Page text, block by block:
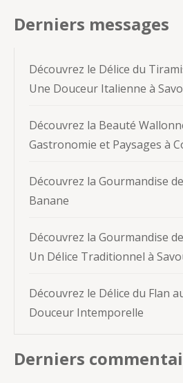
Derniers messages
Découvrez le Délice du
Une Douceur Italienne à
Découvrez la Beauté
Gastronomie et Paysages à
Découvrez la Gourmandise
Banane
Découvrez la Gourmandise
Un Délice Traditionnel à
Découvrez le Délice du Flan
Douceur Intemporelle
Derniers